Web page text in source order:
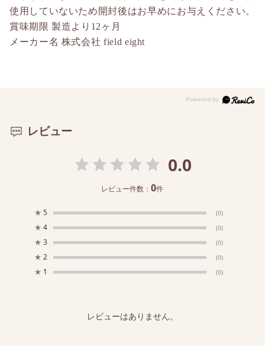
使用していないため開封後はお早めにお与えください。
賞味期限 製造より12ヶ月
メーカー名 株式会社 field eight
レビュー
0.0
レビュー件数：0件
★ 5 (0)
★ 4 (0)
★ 3 (0)
★ 2 (0)
★ 1 (0)
レビューはありません。